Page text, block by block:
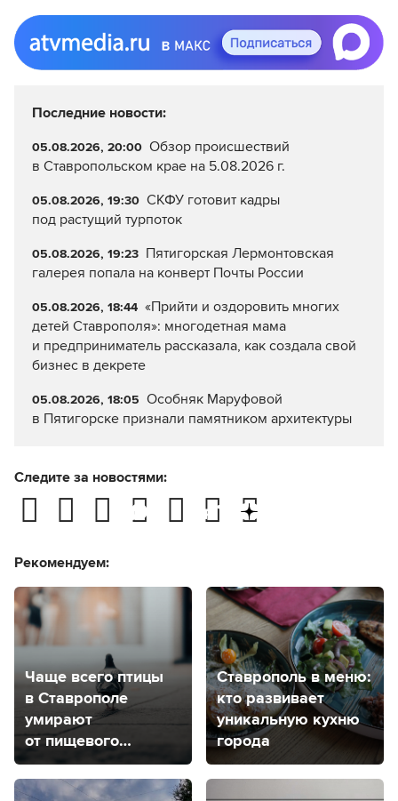
Последние новости:
05.08.2026, 20:00 Обзор происшествий
в Ставропольском крае на 5.08.2026 г.
05.08.2026, 19:30 СКФУ готовит кадры
под растущий турпоток
05.08.2026, 19:23 Пятигорская Лермонтовская
галерея попала на конверт Почты России
05.08.2026, 18:44 «Прийти и оздоровить многих
детей Ставрополя»: многодетная мама
и предприниматель рассказала, как создала свой
бизнес в декрете
05.08.2026, 18:05 Особняк Маруфовой
в Пятигорске признали памятником архитектуры
Следите за новостями:
Рекомендуем:
Чаще всего птицы
в Ставрополе
умирают
от пищевого
отравления
Ставрополь в меню:
кто развивает
уникальную кухню
города